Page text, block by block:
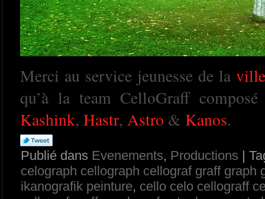
Merci au service jeunesse de la
qu’à la team CelloGraff
Kashink, Hastr, Astro & Kanos.
Publié dans Evenements, Productions |
celograph cellograph cellograf graff graph
ikanografik peinture, cello celo cellograff